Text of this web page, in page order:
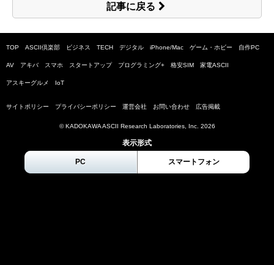
記事に戻る
TOP ASCII倶楽部 ビジネス TECH デジタル iPhone/Mac ゲーム・ホビー 自作PC
AV アキバ スマホ スタートアップ プログラミング+ 格安SIM 家電ASCII
アスキーグルメ IoT
サイトポリシー プライバシーポリシー 運営会社 お問い合わせ 広告掲載
© KADOKAWA ASCII Research Laboratories, Inc. 2026
表示形式
PC スマートフォン